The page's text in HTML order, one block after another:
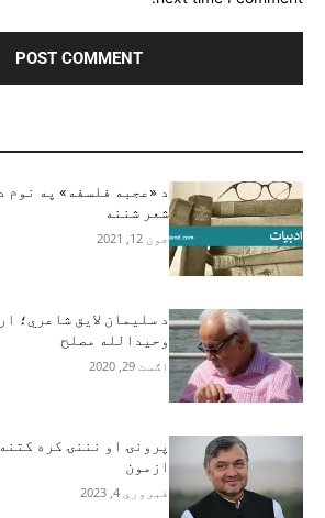
د «عجبه فلسفه» په نوم
شعر شننه
جون 12, 2021
د سليمان لايق شاعري؛
وحيدالله مصلح
اګست 29, 2020
پرونۍ او نننۍ کره
ازمون
فبروري 4, 2023